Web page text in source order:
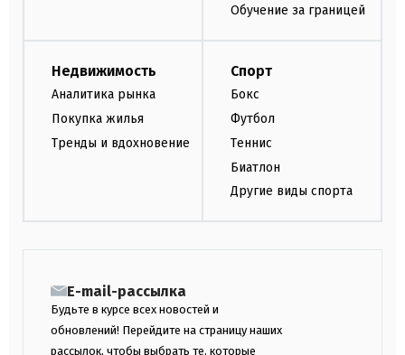
Обучение за границей
Недвижимость
Аналитика рынка
Покупка жилья
Тренды и вдохновение
Спорт
Бокс
Футбол
Теннис
Биатлон
Другие виды спорта
E-mail-рассылка
Будьте в курсе всех новостей и
обновлений! Перейдите на страницу наших
рассылок, чтобы выбрать те, которые